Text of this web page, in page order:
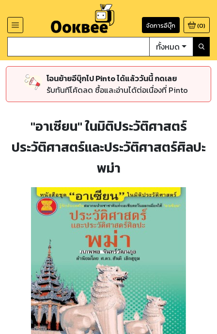
จัดการอีบุ๊ก (0)
ทั้งหมด
โอนย้ายอีบุ๊กไป Pinto ได้แล้ววันนี้ กดเลย
รับทันทีโค้ดลด ซื้อและอ่านได้ต่อเนื่องที่ Pinto
"อาเซียน" ในมิติประวัติศาสตร์
ประวัติศาสตร์และประวัติศาสตร์ศิลปะ
พม่า